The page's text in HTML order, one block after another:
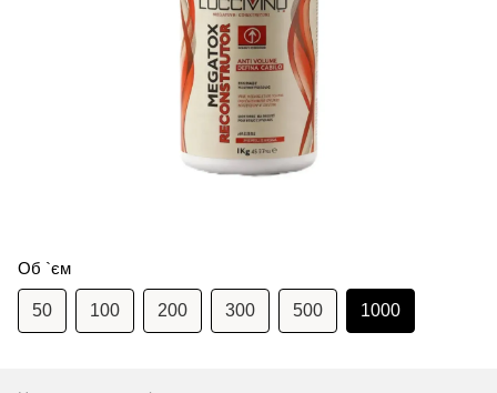
Об `єм
50 100 200 300 500 1000